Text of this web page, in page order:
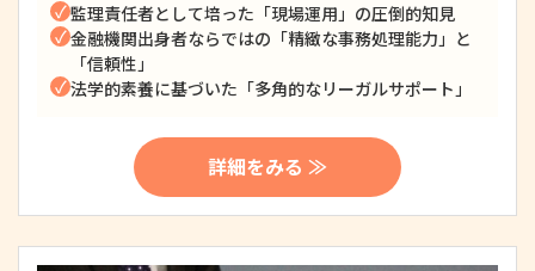
監理責任者として培った「現場運用」の圧倒的知見
金融機関出身者ならではの「精緻な事務処理能力」と
「信頼性」
法学的素養に基づいた「多角的なリーガルサポート」
詳細をみる ≫